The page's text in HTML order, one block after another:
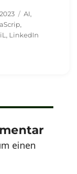
Schlagwörter
AI,
,
, LinkedIn
einen